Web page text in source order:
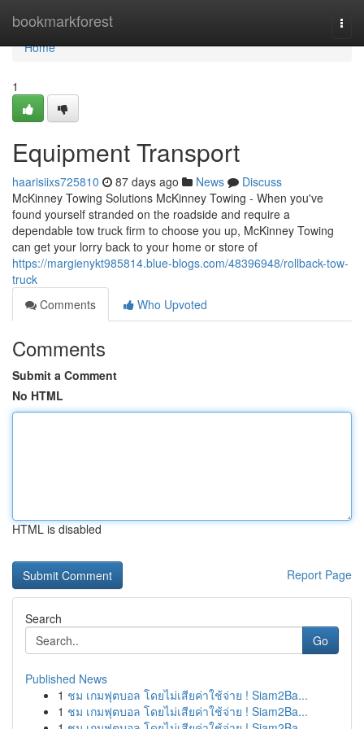
bookmarkforest
Home
Home
1
Equipment Transport
haarisiixs725810 87 days ago News
Discuss
McKinney Towing Solutions McKinney Towing - When you've
found yourself stranded on the roadside and require a
dependable tow truck firm to choose you up, McKinney Towing
can get your lorry back to your home or store of
https://margienykt985814.blue-blogs.com/48396948/rollback-tow-
truck
Comments
Who Upvoted
Comments
Submit a Comment
No HTML
HTML is disabled
Report Page
Search
Go
Published News
1 ชม เกมฟุตบอล โดยไม่เสียค่าใช้จ่าย ! Siam2Ba...
1 ชม เกมฟุตบอล โดยไม่เสียค่าใช้จ่าย ! Siam2Ba...